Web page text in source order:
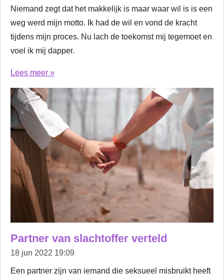
Niemand zegt dat het makkelijk is maar waar wil is is een
weg werd mijn motto. Ik had de wil en vond de kracht
tijdens mijn proces. Nu lach de toekomst mij tegemoet en
voel ik mij dapper.
Lees meer »
Partner van slachtoffer verteld
18 jun 2022 19:09
Een partner zijn van iemand die seksueel misbruikt heeft